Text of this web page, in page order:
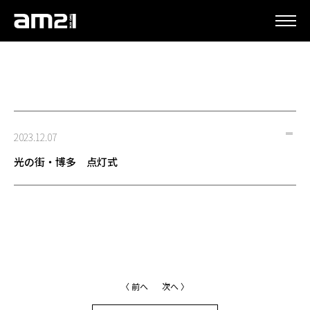
2023.12.07
光の街・博多 点灯式
〈 前へ 次へ 〉